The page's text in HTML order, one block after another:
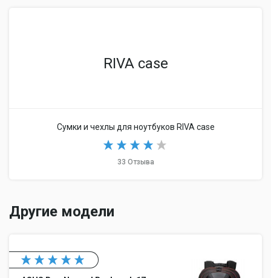
RIVA case
Сумки и чехлы для ноутбуков RIVA case
33 Отзыва
Другие модели